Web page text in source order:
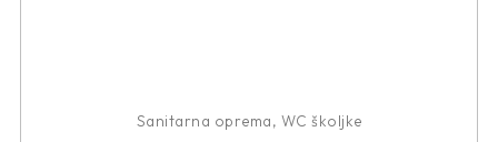
Sanitarna oprema, WC školjke